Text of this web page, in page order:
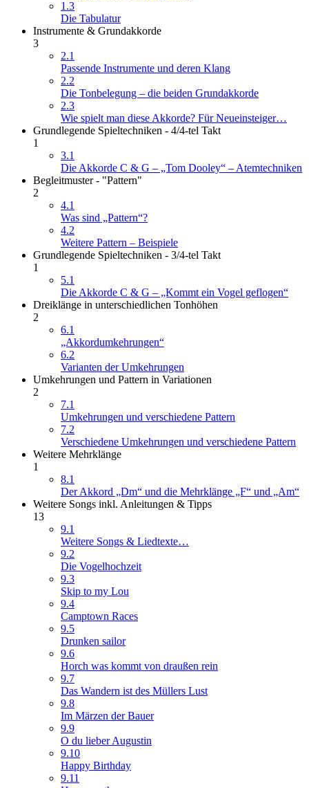
1.3
Die Tabulatur
Instrumente & Grundakkorde
3
2.1
Passende Instrumente und deren Klang
2.2
Die Tonbelegung – die beiden Grundakkorde
2.3
Wie spielt man diese Akkorde? Für Neueinsteiger…
Grundlegende Spieltechniken - 4/4-tel Takt
1
3.1
Die Akkorde C & G – „Tom Dooley“ – Atemtechniken
Begleitmuster - "Pattern"
2
4.1
Was sind „Pattern“?
4.2
Weitere Pattern – Beispiele
Grundlegende Spieltechniken - 3/4-tel Takt
1
5.1
Die Akkorde C & G – „Kommt ein Vogel geflogen“
Dreiklänge in unterschiedlichen Tonhöhen
2
6.1
„Akkordumkehrungen“
6.2
Varianten der Umkehrungen
Umkehrungen und Pattern in Variationen
2
7.1
Umkehrungen und verschiedene Pattern
7.2
Verschiedene Umkehrungen und verschiedene Pattern
Weitere Mehrklänge
1
8.1
Der Akkord „Dm“ und die Mehrklänge „F“ und „Am“
Weitere Songs inkl. Anleitungen & Tipps
13
9.1
Weitere Songs & Liedtexte…
9.2
Die Vogelhochzeit
9.3
Skip to my Lou
9.4
Camptown Races
9.5
Drunken sailor
9.6
Horch was kommt von draußen rein
9.7
Das Wandern ist des Müllers Lust
9.8
Im Märzen der Bauer
9.9
O du lieber Augustin
9.10
Happy Birthday
9.11